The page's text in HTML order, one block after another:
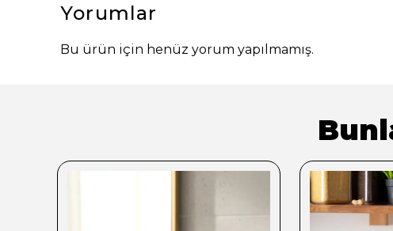
Yorumlar
Bu ürün için henüz yorum yapılmamış.